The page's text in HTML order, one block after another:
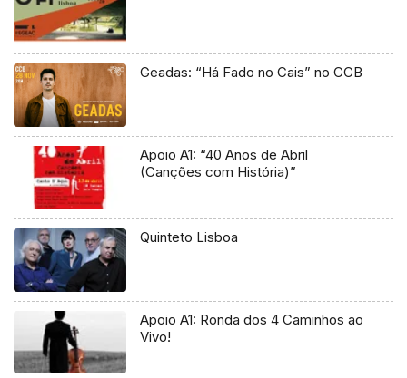
Geadas: “Há Fado no Cais” no CCB
Apoio A1: “40 Anos de Abril
(Canções com História)”
Quinteto Lisboa
Apoio A1: Ronda dos 4 Caminhos ao
Vivo!